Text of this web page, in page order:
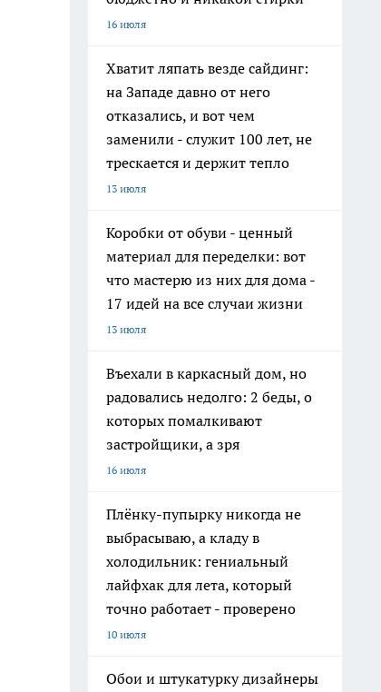
16 июля
Хватит ляпать везде сайдинг:
на Западе давно от него
отказались, и вот чем
заменили - служит 100 лет, не
трескается и держит тепло
13 июля
Коробки от обуви - ценный
материал для переделки: вот
что мастерю из них для дома -
17 идей на все случаи жизни
13 июля
Въехали в каркасный дом, но
радовались недолго: 2 беды, о
которых помалкивают
застройщики, а зря
16 июля
Плёнку-пупырку никогда не
выбрасываю, а кладу в
холодильник: гениальный
лайфхак для лета, который
точно работает - проверено
10 июля
Обои и штукатурку дизайнеры